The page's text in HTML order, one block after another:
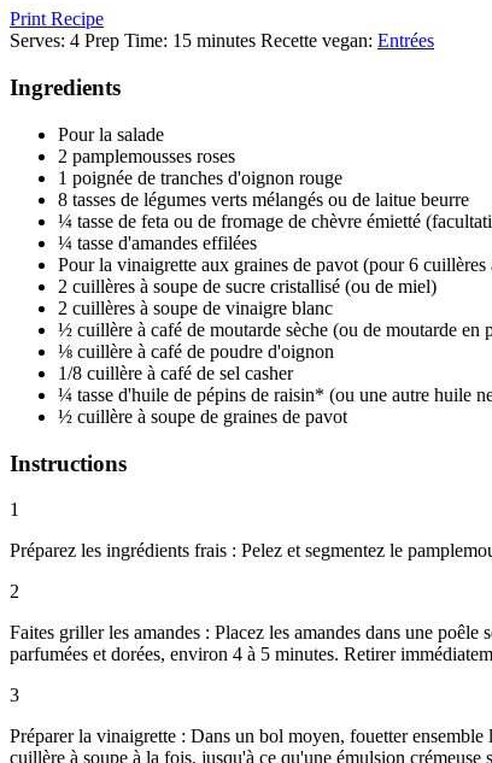
Print Recipe
Serves: 4 Prep Time: 15 minutes Recette vegan: Entrées
Ingredients
Pour la salade
2 pamplemousses roses
1 poignée de tranches d'oignon rouge
8 tasses de légumes verts mélangés ou de laitue beurre
¼ tasse de feta ou de fromage de chèvre émietté
¼ tasse d'amandes effilées
Pour la vinaigrette aux graines de pavot (pour 6 cuillères
2 cuillères à soupe de sucre cristallisé (ou de miel)
2 cuillères à soupe de vinaigre blanc
½ cuillère à café de moutarde sèche (ou de moutarde en
⅛ cuillère à café de poudre d'oignon
1/8 cuillère à café de sel casher
¼ tasse d'huile de pépins de raisin* (ou une autre huile
½ cuillère à soupe de graines de pavot
Instructions
1
Préparez les ingrédients frais : Pelez et segmentez le
2
Faites griller les amandes : Placez les amandes dans une
parfumées et dorées, environ 4 à 5 minutes. Retirer
3
Préparer la vinaigrette : Dans un bol moyen, fouetter
cuillère à soupe à la fois, jusqu'à ce qu'une émulsion